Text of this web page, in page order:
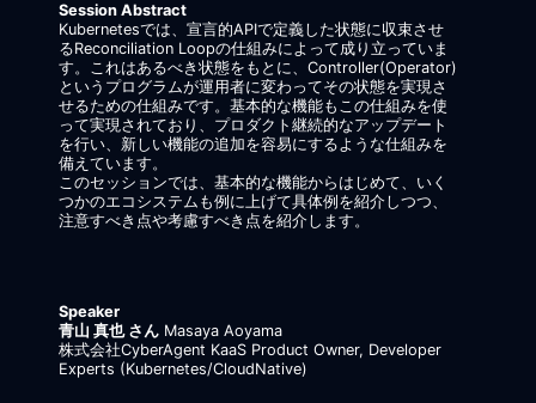
Session Abstract
Kubernetesでは、宣言的APIで定義した状態に収束させ
るReconciliation Loopの仕組みによって成り立っていま
す。これはあるべき状態をもとに、Controller(Operator)
というプログラムが運用者に変わってその状態を実現さ
せるための仕組みです。基本的な機能もこの仕組みを使
って実現されており、プロダクト継続的なアップデート
を行い、新しい機能の追加を容易にするような仕組みを
備えています。
このセッションでは、基本的な機能からはじめて、いく
つかのエコシステムも例に上げて具体例を紹介しつつ、
注意すべき点や考慮すべき点を紹介します。
Speaker
青山 真也 さん Masaya Aoyama
株式会社CyberAgent KaaS Product Owner, Developer
Experts (Kubernetes/CloudNative)